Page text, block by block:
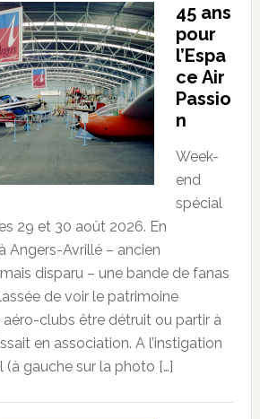
45 ans
pour
l’Espa
ce Air
Passio
n
Week-
end
spécial
29 et 30 août 2026. En
Angers-Avrillé – ancien
disparu – une bande de fanas
de voir le patrimoine
clubs être détruit ou partir à
en association. A l’instigation
(à gauche sur la photo […]